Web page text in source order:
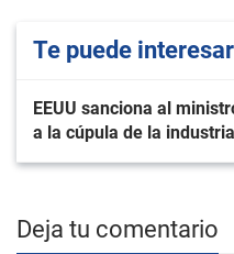
Te puede interesar
EEUU sanciona al
a la cúpula de la
Deja tu comentario